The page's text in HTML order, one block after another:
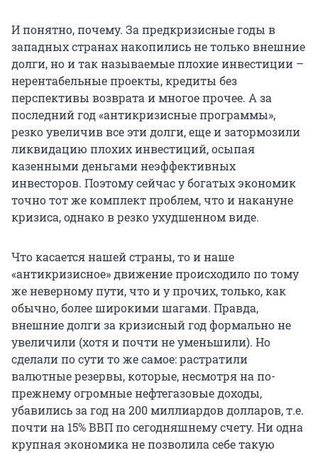
И понятно, почему. За предкризисные годы в
западных странах накопились не только внешние
долги, но и так называемые плохие инвестиции –
нерентабельные проекты, кредиты без
перспективы возврата и многое прочее. А за
последний год «антикризисные программы»,
резко увеличив все эти долги, еще и затормозили
ликвидацию плохих инвестиций, осыпая
казенными деньгами неэффективных
инвесторов. Поэтому сейчас у богатых экономик
точно тот же комплект проблем, что и накануне
кризиса, однако в резко ухудшенном виде.
Что касается нашей страны, то и наше
«антикризисное» движение происходило по тому
же неверному пути, что и у прочих, только, как
обычно, более широкими шагами. Правда,
внешние долги за кризисный год формально не
увеличили (хотя и почти не уменьшили). Но
сделали по сути то же самое: растратили
валютные резервы, которые, несмотря на по-
прежнему огромные нефтегазовые доходы,
убавились за год на 200 миллиардов долларов, т.е.
почти на 15% ВВП по сегодняшнему счету. Ни одна
крупная экономика не позволила себе такую